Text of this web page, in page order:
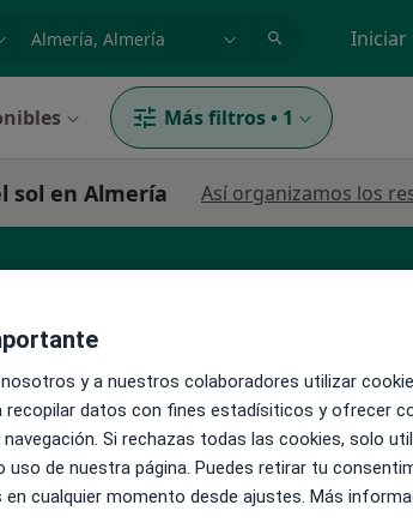
o nombre
p. ej. Madrid Iniciar
Más filtros • 1
sol en Almería Así organizamos los
La reserva de cita online no está
Ver teléfono
y a nuestros colaboradores utilizar
recopilar datos con fines estadísiticos y ofrecer
Si rechazas todas las cookies, solo
uso de nuestra página. Puedes retirar tu
cualquier momento desde ajustes. Más